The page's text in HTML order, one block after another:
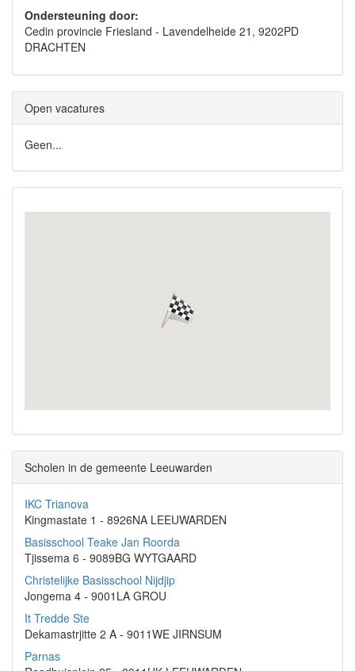
Ondersteuning door:
Cedin provincie Friesland - Lavendelheide 21, 9202PD
DRACHTEN
Open vacatures
Geen...
Scholen in de gemeente Leeuwarden
IKC Trianova
Kingmastate 1 - 8926NA LEEUWARDEN
Basisschool Teake Jan Roorda
Tjissema 6 - 9089BG WYTGAARD
Christelijke Basisschool Nijdjip
Jongema 4 - 9001LA GROU
It Tredde Ste
Dekamastrjitte 2 A - 9011WE JIRNSUM
Parnas